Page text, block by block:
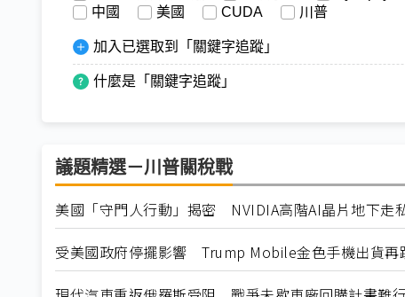
中國
美國 CUDA 川普
加入已選取到「關鍵字追蹤」
什麼是「關鍵字追蹤」
議題精選－川普關稅戰
美國「守門人行動」揭密 NVIDIA高階AI晶片地下走
受美國政府停擺影響 Trump Mobile金色手機出貨再